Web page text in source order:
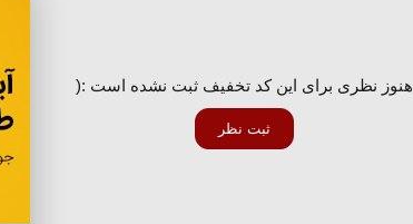
هنوز نظری برای این کد تخفیف ثبت نشده است :(
ثبت نظر